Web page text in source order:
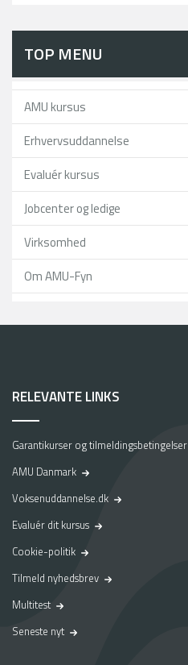
TOP MENU
AMU kursus
Erhvervsuddannelse
Evaluér kursus
Jobcenter og ledige
Virksomhed
Om AMU-Fyn
RELEVANTE LINKS
Garantikurser og tilmeldingsbetingelser
AMU Danmark
Voksenuddannelse.dk
Evaluér dit kursus
Cookie-politik
Tilmeld nyhedsbrev
Multitest
Seneste nyt